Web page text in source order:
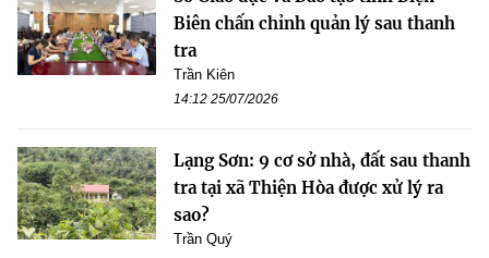
Biên chấn chỉnh quản lý sau thanh
tra
Trần Kiên
14:12 25/07/2026
Lạng Sơn: 9 cơ sở nhà, đất sau thanh
tra tại xã Thiện Hòa được xử lý ra
sao?
Trần Quý